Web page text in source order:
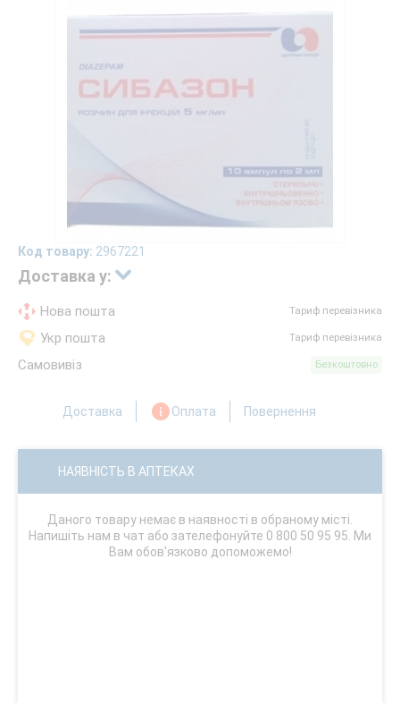
Код товару: 2967221
Доставка у:
Нова пошта Тариф перевізника
Укр пошта Тариф перевізника
Самовивіз Безкоштовно
Доставка Оплата Повернення
НАЯВНІСТЬ В АПТЕКАХ
Даного товару немає в наявності в обраному місті.
Напишіть нам в чат або зателефонуйте 0 800 50 95 95. Ми
Вам обов'язково допоможемо!